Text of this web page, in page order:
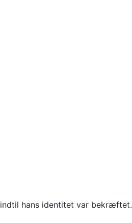
hans identitet var bekræftet.